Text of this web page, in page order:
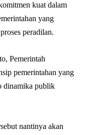
kuat dalam
yang
peradilan.
Pemerintah
pemerintahan yang
dinamika publik
nantinya akan